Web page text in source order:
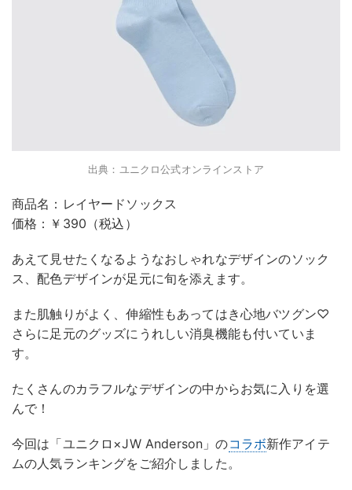
出典：ユニクロ公式オンラインストア
商品名：レイヤードソックス
価格：￥390（税込）
あえて見せたくなるようなおしゃれなデザインのソック
ス、配色デザインが足元に旬を添えます。
また肌触りがよく、伸縮性もあってはき心地バツグン♡
さらに足元のグッズにうれしい消臭機能も付いていま
す。
たくさんのカラフルなデザインの中からお気に入りを選
んで！
今回は「ユニクロ×JW Anderson」のコラボ新作アイテ
ムの人気ランキングをご紹介しました。